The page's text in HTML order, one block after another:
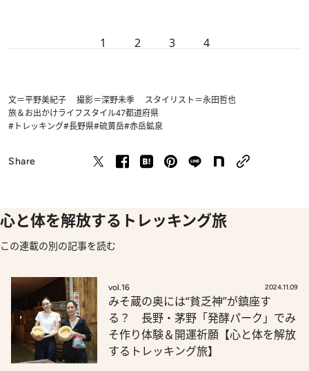
1 2 3 4
文＝平野美紀子 撮影＝深野未季 スタイリスト＝永田哲也
旅＆お出かけライフスタイル47都道府県
#トレッキング#長野県#硫黄岳#赤岳鉱泉
Share
心と体を解放するトレッキング旅
この連載の別の記事を読む
vol.16 2024.11.09
みそ蔵の奥には“貧乏神”が鎮座す
る？ 長野・茅野「発酵パーク」でみ
そ作り体験＆開運祈願【心と体を解放
するトレッキング旅】